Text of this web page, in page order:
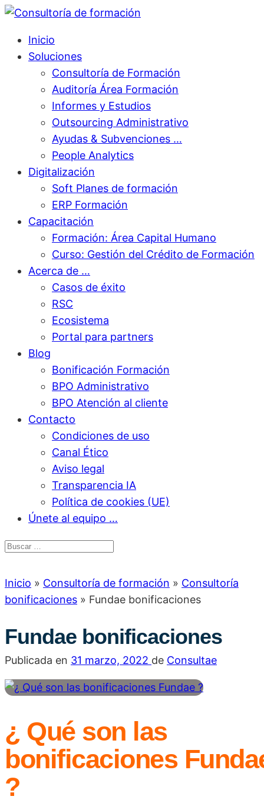
Inicio
Soluciones
Consultoría de Formación
Auditoría Área Formación
Informes y Estudios
Outsourcing Administrativo
Ayudas & Subvenciones …
People Analytics
Digitalización
Soft Planes de formación
ERP Formación
Capacitación
Formación: Área Capital Humano
Curso: Gestión del Crédito de Formación
Acerca de …
Casos de éxito
RSC
Ecosistema
Portal para partners
Blog
Bonificación Formación
BPO Administrativo
BPO Atención al cliente
Contacto
Condiciones de uso
Canal Ético
Aviso legal
Transparencia IA
Política de cookies (UE)
Únete al equipo …
Inicio » Consultoría de formación » Consultoría
bonificaciones » Fundae bonificaciones
Fundae bonificaciones
Publicada en 31 marzo, 2022 de Consultae
¿ Qué son las
bonificaciones
?